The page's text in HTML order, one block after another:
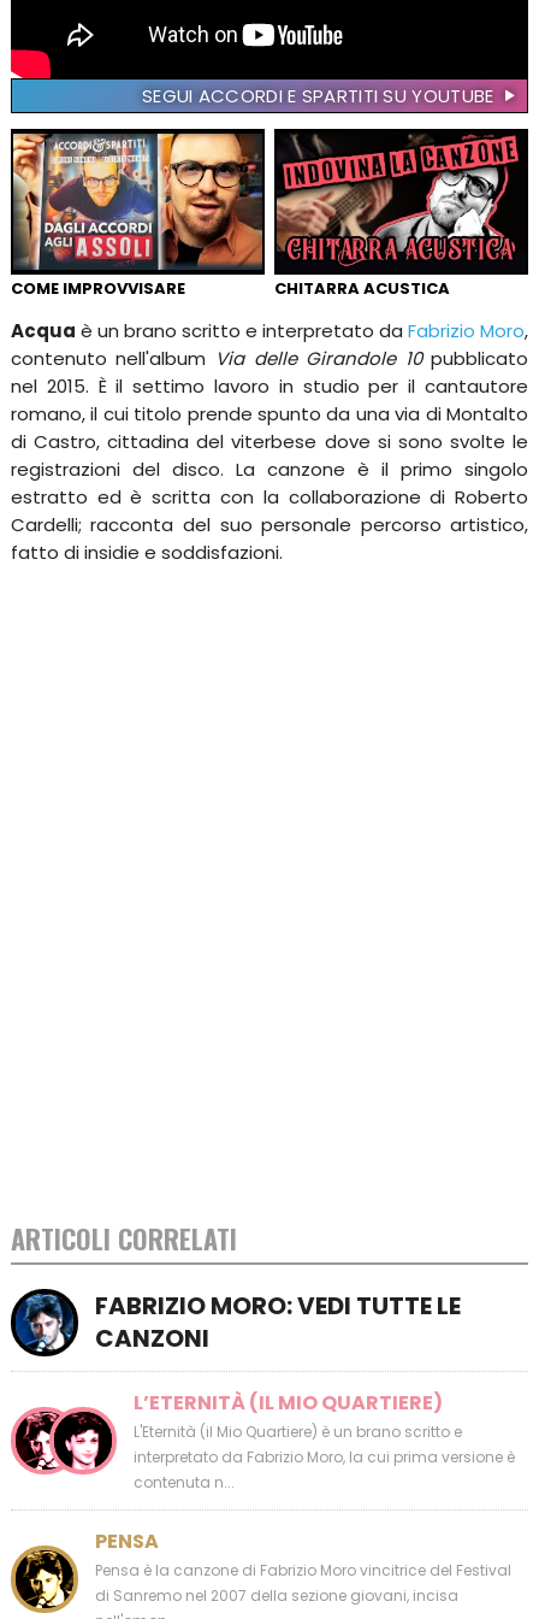
SEGUI ACCORDI E SPARTITI SU YOUTUBE
COME IMPROVVISARE CHITARRA ACUSTICA
Acqua è un brano scritto e interpretato daFabrizio Moro,
contenuto nell'album Via delle Girandole 10pubblicato
nel 2015. È il settimo lavoro in studio per il cantautore
romano, il cui titolo prende spunto da una via di Montalto
di Castro, cittadina del viterbese dove si sono svolte le
registrazioni del disco. La canzone è il primo singolo
estratto ed è scritta con la collaborazione di Roberto
Cardelli; racconta del suo personale percorso artistico,
fatto di insidie e soddisfazioni.
ARTICOLI CORRELATI
FABRIZIO MORO: VEDI TUTTE LE
CANZONI
L’ETERNITÀ (IL MIO QUARTIERE)
L'Eternità (il Mio Quartiere) è un brano scritto e
interpretato da Fabrizio Moro, la cui prima versione è
contenuta n...
PENSA
Pensa è la canzone di Fabrizio Moro vincitrice del Festival
di Sanremo nel 2007 della sezione giovani, incisa